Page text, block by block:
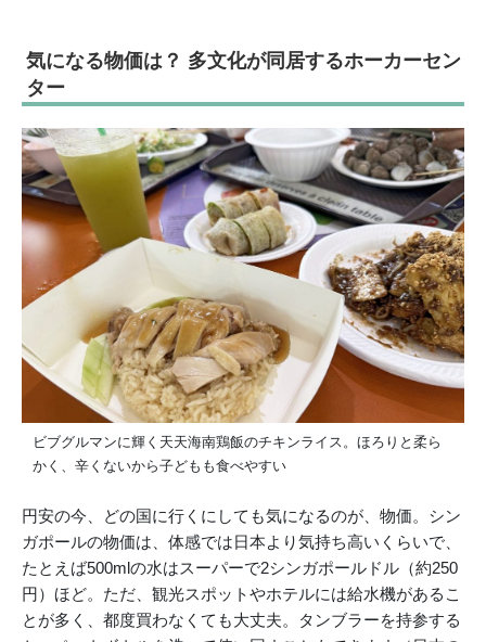
気になる物価は？ 多文化が同居するホーカーセン
ター
ビブグルマンに輝く天天海南鶏飯のチキンライス。ほろりと柔ら
かく、辛くないから子どもも食べやすい
円安の今、どの国に行くにしても気になるのが、物価。シン
ガポールの物価は、体感では日本より気持ち高いくらいで、
たとえば500mlの水はスーパーで2シンガポールドル（約250
円）ほど。ただ、観光スポットやホテルには給水機があるこ
とが多く、都度買わなくても大丈夫。タンブラーを持参する